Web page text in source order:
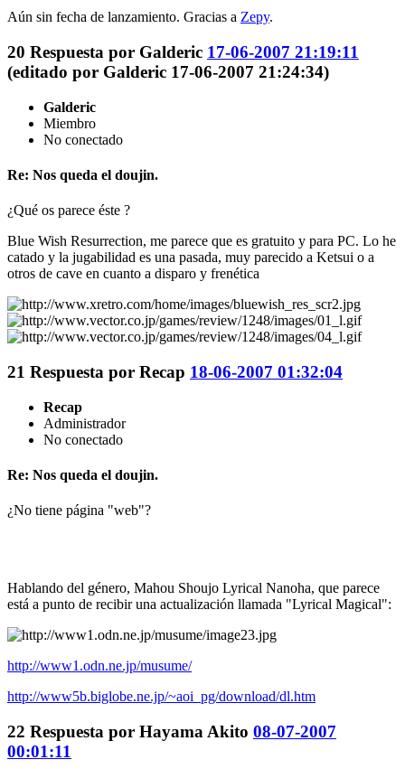
Aún sin fecha de lanzamiento. Gracias a Zepy.
20 Respuesta por Galderic 17-06-2007 21:19:11
(editado por Galderic 17-06-2007 21:24:34)
Galderic
Miembro
No conectado
Re: Nos queda el doujin.
¿Qué os parece éste ?
Blue Wish Resurrection, me parece que es gratuito y para PC. Lo he
catado y la jugabilidad es una pasada, muy parecido a Ketsui o a
otros de cave en cuanto a disparo y frenética
21 Respuesta por Recap 18-06-2007 01:32:04
Recap
Administrador
No conectado
Re: Nos queda el doujin.
¿No tiene página "web"?
Hablando del género, Mahou Shoujo Lyrical Nanoha, que parece
está a punto de recibir una actualización llamada "Lyrical Magical":
http://www1.odn.ne.jp/musume/
http://www5b.biglobe.ne.jp/~aoi_pg/download/dl.htm
22 Respuesta por Hayama Akito 08-07-2007
00:01:11